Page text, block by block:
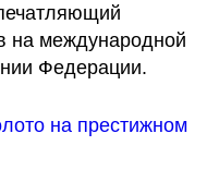
на международной
Федерации.
на престижном